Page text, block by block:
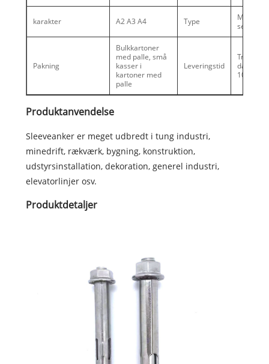
karakter A2 A3 A4 Type
Med
Pakning
Bulkkartoner
med palle, små
kasser i
kartoner med
palle
Leveringstid
Travl
dage,
10-20
Produktanvendelse
Sleeveanker er meget udbredt i tung industri,
minedrift, rækværk, bygning, konstruktion,
udstyrsinstallation, dekoration, generel industri,
elevatorlinjer osv.
Produktdetaljer